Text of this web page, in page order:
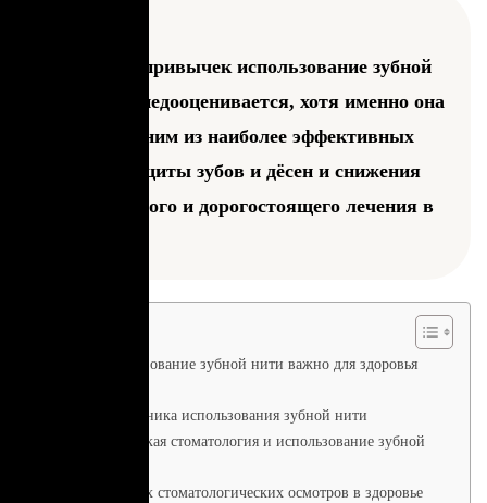
Среди этих привычек использование зубной
нити часто недооценивается, хотя именно она
является одним из наиболее эффективных
способов защиты зубов и дёсен и снижения
риска сложного и дорогостоящего лечения в
Почему использование зубной нити важно для здоровья
Правильная техника использования зубной нити
Профилактическая стоматология и использование зубной
Роль регулярных стоматологических осмотров в здоровье